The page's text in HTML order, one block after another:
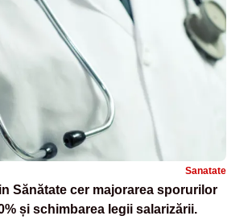
Sanatate
Sănătate cer majorarea sporurilor
și schimbarea legii salarizării.